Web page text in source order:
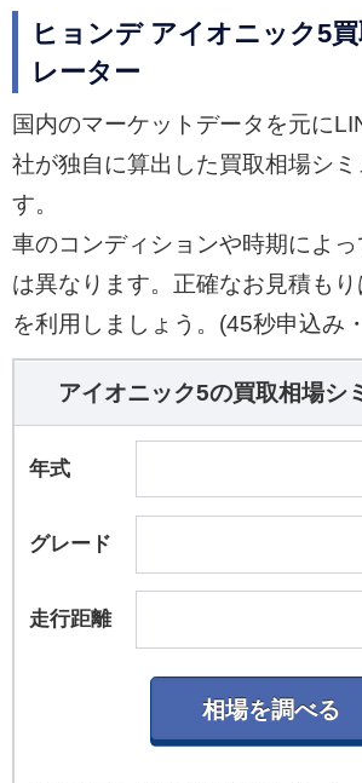
走行時でもドライバーの姿勢を維
専用センターコンソールを装備
カラーは、全10色をラインアップ
ヒョンデ アイオニック5
レーター
国内のマーケットデータを元に
社が独自に算出した買取相場シ
す。
車のコンディションや時期によ
は異なります。正確なお見積も
を利用しましょう。(45秒申込み
アイオニック5の買取相場シ
年式
グレード
走行距離